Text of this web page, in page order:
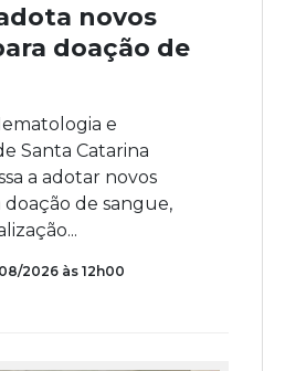
novos
doação de
e
Santa Catarina
a adotar novos
doação de sangue,
2026 às 12h00